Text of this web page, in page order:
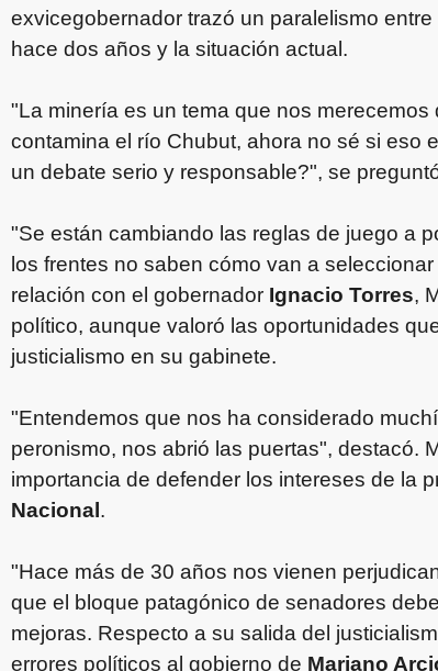
exvicegobernador trazó un paralelismo
hace dos años y la situación actual.
"La minería es un tema que nos
contamina el río Chubut, ahora no sé si eso
un debate serio y responsable?", se
"Se están cambiando las reglas de juego a
los frentes no saben cómo van a
relación con el gobernador Ignacio Torres,
político, aunque valoró las oportunidades
justicialismo en su gabinete.
"Entendemos que nos ha considerado
peronismo, nos abrió las puertas", destacó.
importancia de defender los intereses de la
Nacional.
"Hace más de 30 años nos vienen
que el bloque patagónico de senadores
mejoras. Respecto a su salida del
errores políticos al gobierno de Mariano